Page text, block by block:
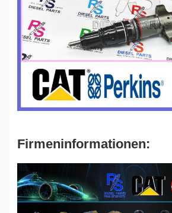
Firmeninformationen: